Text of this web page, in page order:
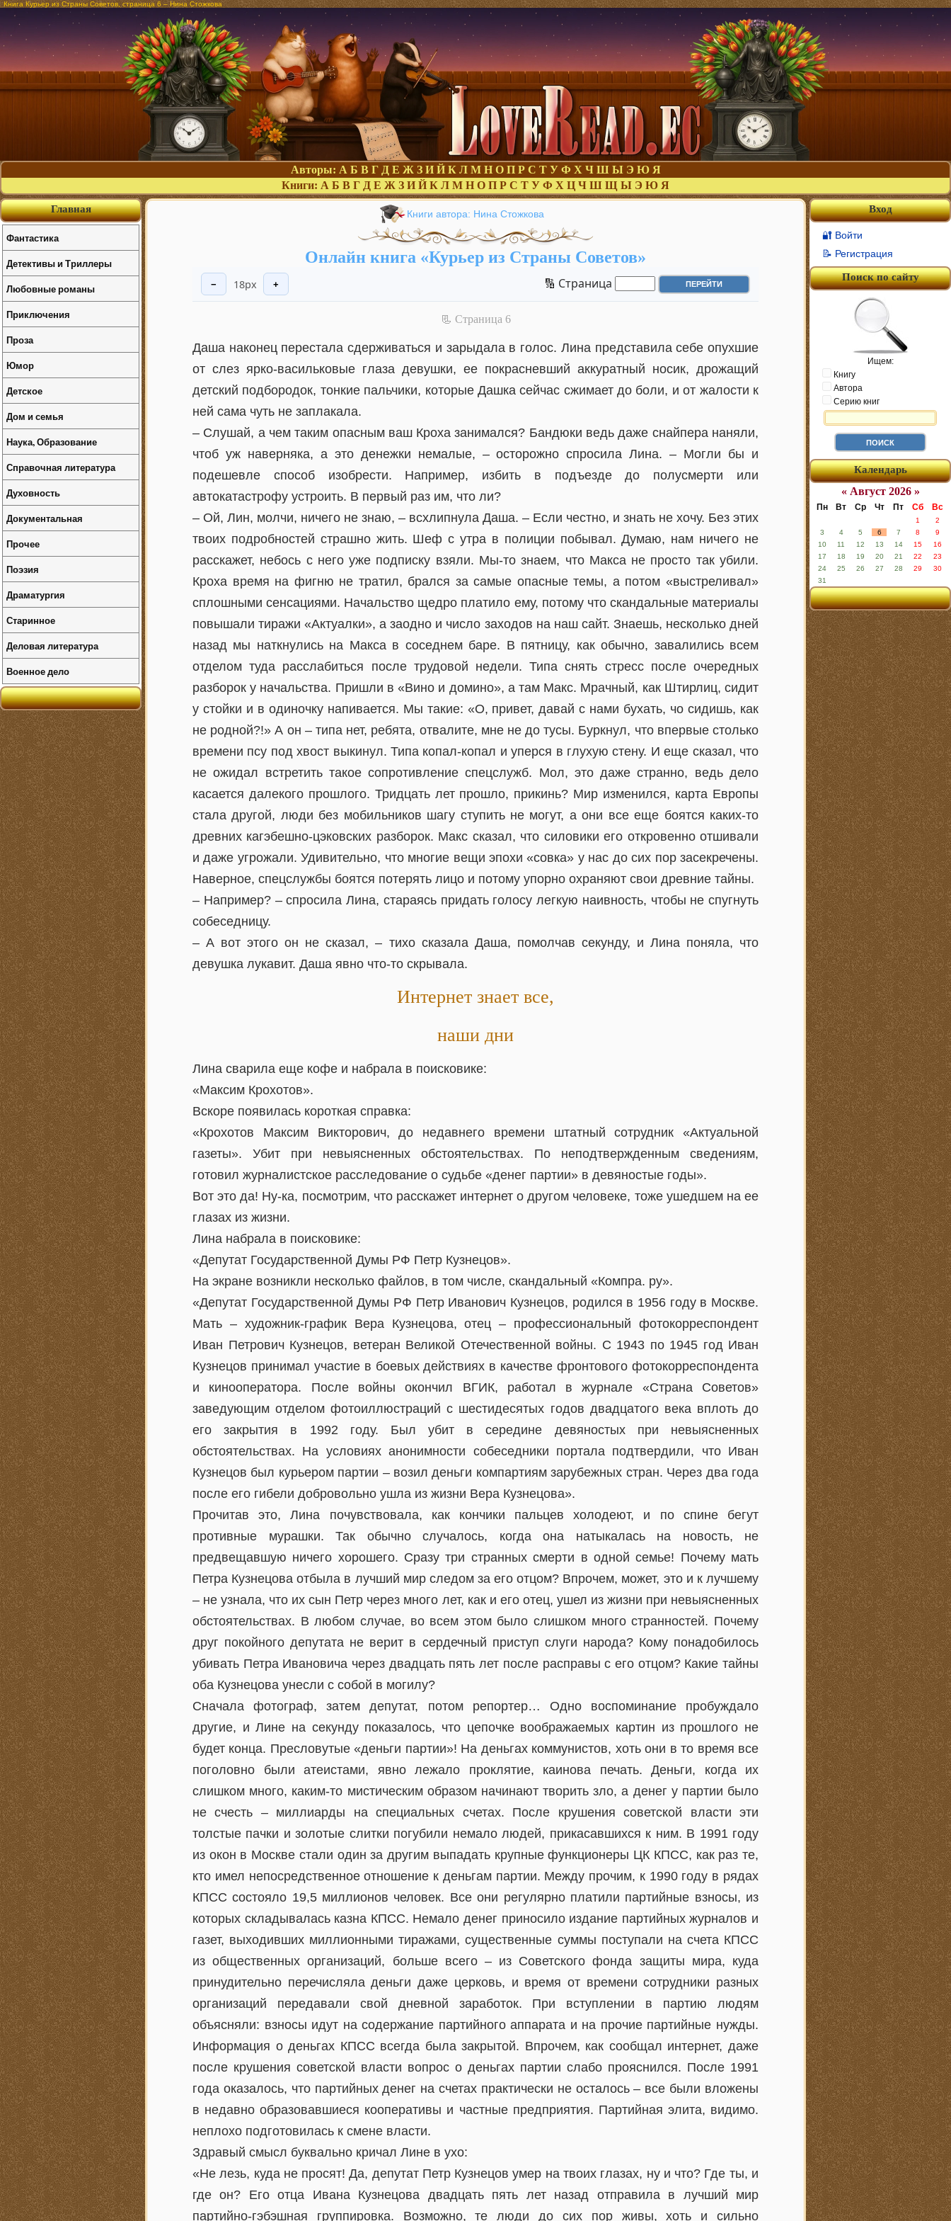
Книга Курьер из Страны Советов, страница 6 – Нина Стожкова
Авторы: А Б В Г Д Е Ж З И Й К Л М Н О П Р С Т У Ф Х Ч Ш Ы Э Ю Я
Книги: А Б В Г Д Е Ж З И Й К Л М Н О П Р С Т У Ф Х Ц Ч Ш Щ Ы Э Ю Я
Книги автора: Нина Стожкова
Онлайн книга «Курьер из Страны Советов»
− 18px + 🔢 Страница
📃 Cтраница 6
Даша наконец перестала сдерживаться и зарыдала в голос. Лина представила себе опухшие
от слез ярко-васильковые глаза девушки, ее покрасневший аккуратный носик, дрожащий
детский подбородок, тонкие пальчики, которые Дашка сейчас сжимает до боли, и от жалости к
ней сама чуть не заплакала.
– Слушай, а чем таким опасным ваш Кроха занимался? Бандюки ведь даже снайпера наняли,
чтоб уж наверняка, а это денежки немалые, – осторожно спросила Лина. – Могли бы и
подешевле способ изобрести. Например, избить в подъезде до полусмерти или
автокатастрофу устроить. В первый раз им, что ли?
– Ой, Лин, молчи, ничего не знаю, – всхлипнула Даша. – Если честно, и знать не хочу. Без этих
твоих подробностей страшно жить. Шеф с утра в полиции побывал. Думаю, нам ничего не
расскажет, небось с него уже подписку взяли. Мы-то знаем, что Макса не просто так убили.
Кроха время на фигню не тратил, брался за самые опасные темы, а потом «выстреливал»
сплошными сенсациями. Начальство щедро платило ему, потому что скандальные материалы
повышали тиражи «Актуалки», а заодно и число заходов на наш сайт. Знаешь, несколько дней
назад мы наткнулись на Макса в соседнем баре. В пятницу, как обычно, завалились всем
отделом туда расслабиться после трудовой недели. Типа снять стресс после очередных
разборок у начальства. Пришли в «Вино и домино», а там Макс. Мрачный, как Штирлиц, сидит
у стойки и в одиночку напивается. Мы такие: «О, привет, давай с нами бухать, чо сидишь, как
не родной?!» А он – типа нет, ребята, отвалите, мне не до тусы. Буркнул, что впервые столько
времени псу под хвост выкинул. Типа копал-копал и уперся в глухую стену. И еще сказал, что
не ожидал встретить такое сопротивление спецслужб. Мол, это даже странно, ведь дело
касается далекого прошлого. Тридцать лет прошло, прикинь? Мир изменился, карта Европы
стала другой, люди без мобильников шагу ступить не могут, а они все еще боятся каких-то
древних кагэбешно-цэковских разборок. Макс сказал, что силовики его откровенно отшивали
и даже угрожали. Удивительно, что многие вещи эпохи «совка» у нас до сих пор засекречены.
Наверное, спецслужбы боятся потерять лицо и потому упорно охраняют свои древние тайны.
– Например? – спросила Лина, стараясь придать голосу легкую наивность, чтобы не спугнуть
собеседницу.
– А вот этого он не сказал, – тихо сказала Даша, помолчав секунду, и Лина поняла, что
девушка лукавит. Даша явно что-то скрывала.
Интернет знает все,
наши дни
Лина сварила еще кофе и набрала в поисковике:
«Максим Крохотов».
Вскоре появилась короткая справка:
«Крохотов Максим Викторович, до недавнего времени штатный сотрудник «Актуальной
газеты». Убит при невыясненных обстоятельствах. По неподтвержденным сведениям,
готовил журналистское расследование о судьбе «денег партии» в девяностые годы».
Вот это да! Ну-ка, посмотрим, что расскажет интернет о другом человеке, тоже ушедшем на ее
глазах из жизни.
Лина набрала в поисковике:
«Депутат Государственной Думы РФ Петр Кузнецов».
На экране возникли несколько файлов, в том числе, скандальный «Компра. ру».
«Депутат Государственной Думы РФ Петр Иванович Кузнецов, родился в 1956 году в Москве.
Мать – художник-график Вера Кузнецова, отец – профессиональный фотокорреспондент
Иван Петрович Кузнецов, ветеран Великой Отечественной войны. С 1943 по 1945 год Иван
Кузнецов принимал участие в боевых действиях в качестве фронтового фотокорреспондента
и кинооператора. После войны окончил ВГИК, работал в журнале «Страна Советов»
заведующим отделом фотоиллюстраций с шестидесятых годов двадцатого века вплоть до
его закрытия в 1992 году. Был убит в середине девяностых при невыясненных
обстоятельствах. На условиях анонимности собеседники портала подтвердили, что Иван
Кузнецов был курьером партии – возил деньги компартиям зарубежных стран. Через два года
после его гибели добровольно ушла из жизни Вера Кузнецова».
Прочитав это, Лина почувствовала, как кончики пальцев холодеют, и по спине бегут
противные мурашки. Так обычно случалось, когда она натыкалась на новость, не
предвещавшую ничего хорошего. Сразу три странных смерти в одной семье! Почему мать
Петра Кузнецова отбыла в лучший мир следом за его отцом? Впрочем, может, это и к лучшему
– не узнала, что их сын Петр через много лет, как и его отец, ушел из жизни при невыясненных
обстоятельствах. В любом случае, во всем этом было слишком много странностей. Почему
друг покойного депутата не верит в сердечный приступ слуги народа? Кому понадобилось
убивать Петра Ивановича через двадцать пять лет после расправы с его отцом? Какие тайны
оба Кузнецова унесли с собой в могилу?
Сначала фотограф, затем депутат, потом репортер… Одно воспоминание пробуждало
другие, и Лине на секунду показалось, что цепочке воображаемых картин из прошлого не
будет конца. Пресловутые «деньги партии»! На деньгах коммунистов, хоть они в то время все
поголовно были атеистами, явно лежало проклятие, каинова печать. Деньги, когда их
слишком много, каким-то мистическим образом начинают творить зло, а денег у партии было
не счесть – миллиарды на специальных счетах. После крушения советской власти эти
толстые пачки и золотые слитки погубили немало людей, прикасавшихся к ним. В 1991 году
из окон в Москве стали один за другим выпадать крупные функционеры ЦК КПСС, как раз те,
кто имел непосредственное отношение к деньгам партии. Между прочим, к 1990 году в рядах
КПСС состояло 19,5 миллионов человек. Все они регулярно платили партийные взносы, из
которых складывалась казна КПСС. Немало денег приносило издание партийных журналов и
газет, выходивших миллионными тиражами, существенные суммы поступали на счета КПСС
из общественных организаций, больше всего – из Советского фонда защиты мира, куда
принудительно перечисляла деньги даже церковь, и время от времени сотрудники разных
организаций передавали свой дневной заработок. При вступлении в партию людям
объясняли: взносы идут на содержание партийного аппарата и на прочие партийные нужды.
Информация о деньгах КПСС всегда была закрытой. Впрочем, как сообщал интернет, даже
после крушения советской власти вопрос о деньгах партии слабо прояснился. После 1991
года оказалось, что партийных денег на счетах практически не осталось – все были вложены
в недавно образовавшиеся кооперативы и частные предприятия. Партийная элита, видимо.
неплохо подготовилась к смене власти.
Здравый смысл буквально кричал Лине в ухо:
«Не лезь, куда не просят! Да, депутат Петр Кузнецов умер на твоих глазах, ну и что? Где ты, и
где он? Его отца Ивана Кузнецова двадцать пять лет назад отправила в лучший мир
партийно-гэбэшная группировка. Возможно, те люди до сих пор живы, хоть и сильно
Вход
🔐 Войти
📝 Регистрация
Поиск по сайту
Ищем:
Книгу
Автора
Серию книг
Календарь
« Август 2026 »
Пн Вт Ср Чт Пт Сб Вс
1
2
3
4 5 6 7 8
9
10
11 12 13 14 15
16
17
18 19 20 21 22
23
24
25 26 27 28 29
30
31
Главная
Фантастика
Детективы и Триллеры
Любовные романы
Приключения
Проза
Юмор
Детское
Дом и семья
Наука, Образование
Справочная литература
Духовность
Документальная
Прочее
Поэзия
Драматургия
Старинное
Деловая литература
Военное дело